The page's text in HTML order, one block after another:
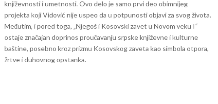
književnosti i umetnosti. Ovo delo je samo prvi deo obimnijeg
projekta koji Vidović nije uspeo da u potpunosti objavi za svog života.
Međutim, i pored toga, „Njegoš i Kosovski zavet u Novom veku I“
ostaje značajan doprinos proučavanju srpske književne i kulturne
baštine, posebno kroz prizmu Kosovskog zaveta kao simbola otpora,
žrtve i duhovnog opstanka.